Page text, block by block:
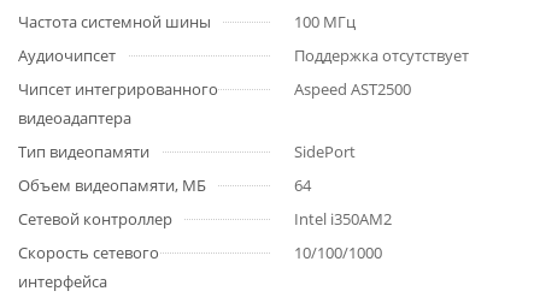
Частота системной шины
100 МГц
Аудиочипсет
Поддержка отсутствует
Чипсет интегрированного
видеоадаптера
Aspeed AST2500
Тип видеопамяти
SidePort
Объем видеопамяти, МБ
64
Сетевой контроллер
Intel i350AM2
Скорость сетевого
интерфейса
10/100/1000